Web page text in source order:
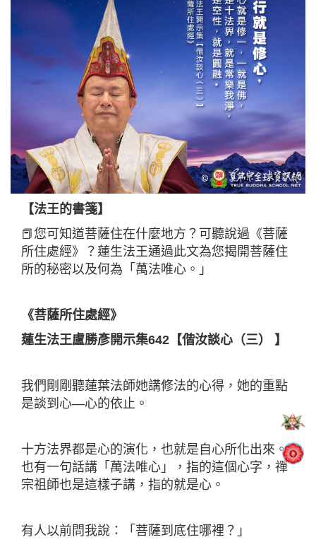
【法王的書箋】
📕您可知道菩薩住在什麼地方？可聽說過《菩薩
所住處經》？蓮生法王通過此文為您揭開菩薩住
所的秘密以及何為「萬法唯心。」
《菩薩所住處經》
蓮生法王盧勝彥開示集642【偕汝談心（三） 】
我們剛剛聽蓮葉法師她講修法的心得，她的重點
是談到心—心的依止。
十方法界都是心的演化，也就是自心所化出來。
也有一句話講「萬法唯心」，指的這個心字，禪
宗祖師也是這樣子講，指的就是心。
有人以前問我說：「菩薩到底住哪裡？」